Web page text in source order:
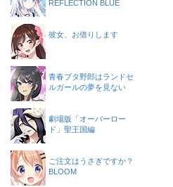
REFLECTION BLUE
彼女、お借りします
青春ブタ野郎はランドセ
ルガールの夢を見ない
劇場版「オーバーロー
ド」聖王国編
ご注文はうさぎですか？
BLOOM